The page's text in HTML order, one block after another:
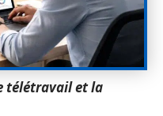
télétravail et la